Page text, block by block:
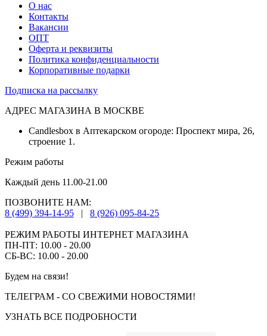
О нас
Контакты
Вакансии
ОПТ
Оферта и реквизиты
Политика конфиденциальности
Корпоративные подарки
Подписка на рассылку
АДРЕС МАГАЗИНА В МОСКВЕ
Candlesbox в Аптекарском огороде: Проспект мира, 26,
строение 1.
Режим работы
Каждый день 11.00-21.00
ПОЗВОНИТЕ НАМ:
8 (499) 394-14-95
| 8 (926) 095-84-25
РЕЖИМ РАБОТЫ ИНТЕРНЕТ МАГАЗИНА
ПН-ПТ: 10.00 - 20.00
СБ-ВС: 10.00 - 20.00
Будем на связи!
ТЕЛЕГРАМ - СО СВЕЖИМИ НОВОСТЯМИ!
УЗНАТЬ ВСЕ ПОДРОБНОСТИ